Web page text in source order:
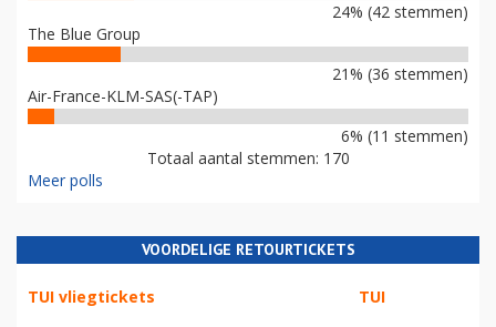
24% (42 stemmen)
The Blue Group
21% (36 stemmen)
Air-France-KLM-SAS(-TAP)
6% (11 stemmen)
Totaal aantal stemmen: 170
Meer polls
VOORDELIGE RETOURTICKETS
TUI vliegtickets TUI